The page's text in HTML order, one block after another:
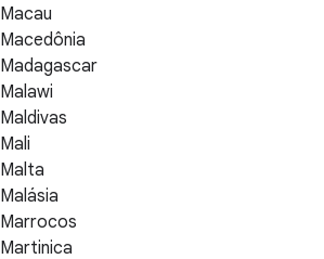
Macau
Macedônia
Madagascar
Malawi
Maldivas
Mali
Malta
Malásia
Marrocos
Martinica